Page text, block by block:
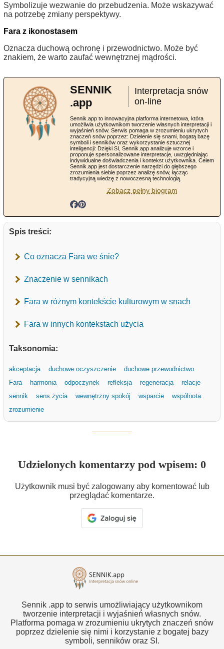
Symbolizuje wezwanie do przebudzenia. Może wskazywać
na potrzebę zmiany perspektywy.
Fara z ikonostasem
Oznacza duchową ochronę i przewodnictwo. Może być
znakiem, że warto zaufać wewnętrznej mądrości.
SENNIK
.app
Interpretacja snów
on-line
Sennik.app to innowacyjna platforma internetowa, która
umożliwia użytkownikom tworzenie własnych interpretacji i
wyjaśnień snów. Serwis pomaga w zrozumieniu ukrytych
znaczeń snów poprzez: Dzielenie się snami, bogatą bazę
symboli i senników oraz wykorzystanie sztucznej
inteligencji: Dzięki SI, Sennik.app analizuje wzorce i
proponuje spersonalizowane interpretacje, uwzględniając
indywidualne doświadczenia i kontekst użytkownika. Celem
Sennik.app jest dostarczenie narzędzi do głębszego
zrozumienia siebie poprzez analizę snów, łącząc
tradycyjną wiedzę z nowoczesną technologią.
Zobacz pełny biogram
Spis treści:
Co oznacza Fara we śnie?
Znaczenie w sennikach
Fara w różnym kontekście kulturowym w snach
Fara w innych kontekstach użycia
Taksonomia:
akceptacja duchowe oczyszczenie
duchowe przewodnictwo
Fara
harmonia odpoczynek refleksja regeneracja
relacje
sennik
sens życia wewnętrzny spokój wsparcie
wspólnota
zrozumienie
Udzielonych komentarzy pod wpisem: 0
Użytkownik musi być zalogowany aby komentować lub
przeglądać komentarze.
Sennik .app to serwis umożliwiający użytkownikom
tworzenie interpretacji i wyjaśnień własnych snów.
Platforma pomaga w zrozumieniu ukrytych znaczeń snów
poprzez dzielenie się nimi i korzystanie z bogatej bazy
symboli, senników oraz SI.